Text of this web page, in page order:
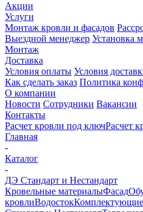
Акции
Услуги
Монтаж кровли и фасадов
Выездной менеджер Установка
Монтаж
Доставка
Условия оплаты Условия
Как сделать заказ Политика
О компании
Новости Сотрудники Вакансии
Контакты
Расчет кровли под ключРасчет
Главная
-
Каталог
-
ДЭ Стандарт и Нестандарт
Кровельные материалыФасад
кровлиВодостокКомплектующие